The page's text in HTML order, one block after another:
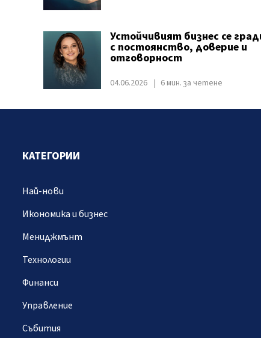
Устойчивият бизнес се
с постоянство, доверие и
отговорност
04.06.2026 6 мин. за четене
КАТЕГОРИИ
Най-нови
Икономика и бизнес
Мениджмънт
Технологии
Финанси
Управление
Събития